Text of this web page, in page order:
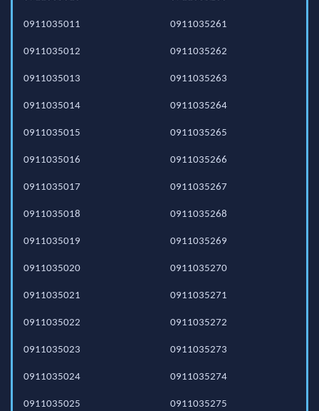
0911035011
0911035012
0911035013
0911035014
0911035015
0911035016
0911035017
0911035018
0911035019
0911035020
0911035021
0911035022
0911035023
0911035024
0911035025
0911035261
0911035262
0911035263
0911035264
0911035265
0911035266
0911035267
0911035268
0911035269
0911035270
0911035271
0911035272
0911035273
0911035274
0911035275